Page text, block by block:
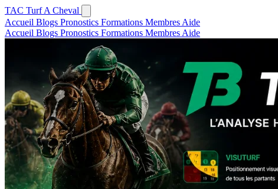
TAC Turf A Cheval
Accueil Blogs Pronostics Formations Membres Aide
Accueil Blogs Pronostics Formations Membres Aide